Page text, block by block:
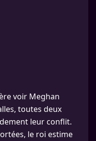
voir Meghan
toutes deux
leur conflit.
le roi estime